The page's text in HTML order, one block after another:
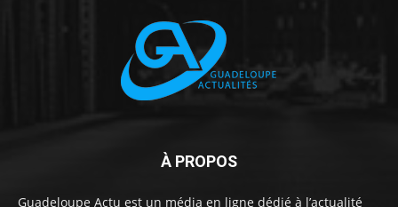
À PROPOS
Guadeloupe Actu est un média en ligne dédié à l’actualité